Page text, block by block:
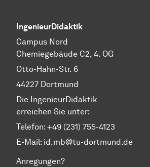
IngenieurDidaktik
Campus Nord
Chemiegebäude C2, 4. OG
Otto-Hahn-Str. 6
44227 Dortmund
Die IngenieurDidaktik
erreichen Sie unter:
Telefon: +49 (231) 755-4123
E-Mail: id.mb@tu-dortmund.de
Anregungen?